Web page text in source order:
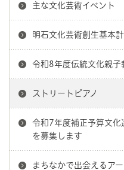
主な文化芸術イベント
明石文化芸術創生基本
令和8年度伝統文化親子
ストリートピアノ
令和7年度補正予算文化
を募集します
まちなかで出会えるアー